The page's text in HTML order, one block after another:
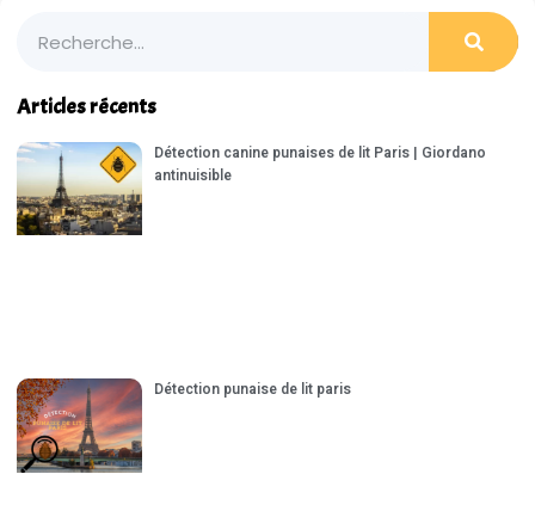
Articles récents
Détection canine punaises de lit Paris | Giordano
antinuisible
Détection punaise de lit paris